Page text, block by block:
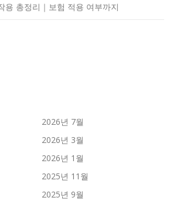
용 총정리｜보험 적용 여부까지
2026년 7월
2026년 3월
2026년 1월
2025년 11월
2025년 9월